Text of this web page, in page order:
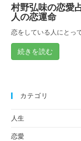
村野弘味の恋愛
人の恋運命
恋をしている人にとっ
続きを読む
カテゴリ
人生
恋愛